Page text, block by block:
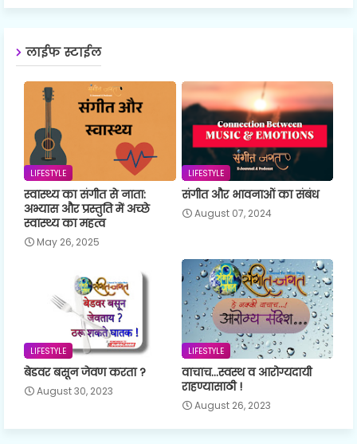
लाईफ स्टाईल
LIFESTYLE
स्वास्थ्य का संगीत से नाता:
अभ्यास और प्रस्तुति में अच्छे
स्वास्थ्य का महत्व
May 26, 2025
LIFESTYLE
संगीत और भावनाओं का संबंध
August 07, 2024
LIFESTYLE
बेडवर बसून जेवण करता ?
August 30, 2023
LIFESTYLE
वाचाच...स्वस्थ व आरोग्यदायी
राहण्यासाठी !
August 26, 2023